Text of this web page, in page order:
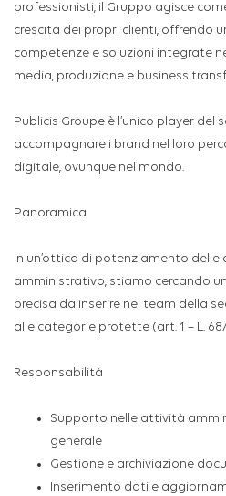
professionisti, il Gruppo agisce
crescita dei propri clienti, offrendo
competenze e soluzioni integrate
media, produzione e business
Publicis Groupe è l’unico player del
accompagnare i brand nel loro
digitale, ovunque nel mondo.
Panoramica
In un’ottica di potenziamento
amministrativo, stiamo cercando
precisa da inserire nel team della
alle categorie protette (art. 1 – L.
Responsabilità
Supporto nelle attività
generale
Gestione e archiviazione
Inserimento dati e